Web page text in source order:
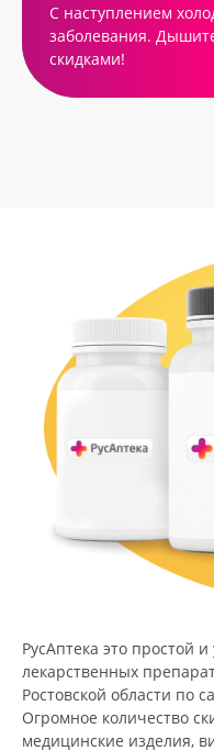
С наступлением
заболевания.
скидками!
РусАптека это простой
лекарственных
Ростовской области по
Огромное количество
медицинские изделия,